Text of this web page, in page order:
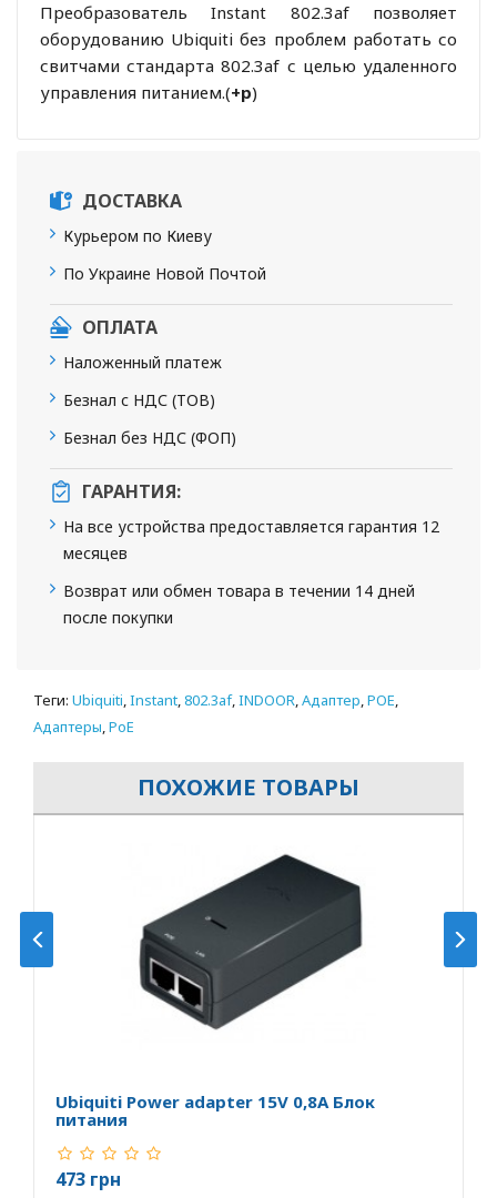
Преобразователь Instant 802.3af
позволяет
оборудованию Ubiquiti без проблем работать со
свитчами стандарта 802.3af с целью удаленного
управления питанием.(+р)
ДОСТАВКА
Курьером по Киеву
По Украине Новой Почтой
ОПЛАТА
Наложенный платеж
Безнал с НДС (ТОВ)
Безнал без НДС (ФОП)
ГАРАНТИЯ:
На все устройства предоставляется гарантия 12
месяцев
Возврат или обмен товара в течении 14 дней
после покупки
Теги: Ubiquiti,Instant,802.3af,INDOOR,Адаптер,POE,
Адаптеры,PoE
ПОХОЖИЕ ТОВАРЫ
Ubiquiti Power adapter 15V 0,8A Блок
питания
473 грн